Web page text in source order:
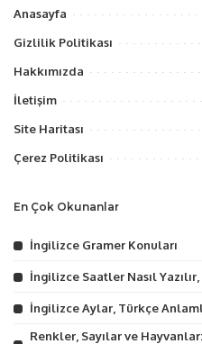
Anasayfa
Gizlilik Politikası
Hakkımızda
İletişim
Site Haritası
Çerez Politikası
En Çok Okunanlar
İngilizce Gramer Konuları
İngilizce Saatler Nasıl
İngilizce Aylar, Türkçe
Renkler, Sayılar ve